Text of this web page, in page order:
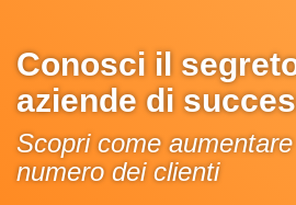
Conosci il
aziende di
Scopri come
numero dei clienti